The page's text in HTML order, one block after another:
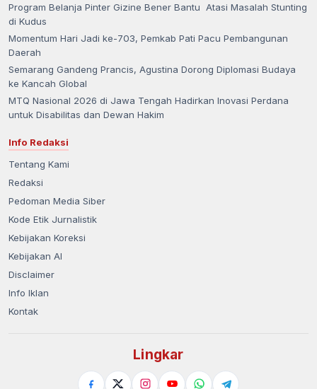
Program Belanja Pinter Gizine Bener Bantu Atasi Masalah Stunting
di Kudus
Momentum Hari Jadi ke-703, Pemkab Pati Pacu Pembangunan
Daerah
Semarang Gandeng Prancis, Agustina Dorong Diplomasi Budaya
ke Kancah Global
MTQ Nasional 2026 di Jawa Tengah Hadirkan Inovasi Perdana
untuk Disabilitas dan Dewan Hakim
Info Redaksi
Tentang Kami
Redaksi
Pedoman Media Siber
Kode Etik Jurnalistik
Kebijakan Koreksi
Kebijakan AI
Disclaimer
Info Iklan
Kontak
Lingkar